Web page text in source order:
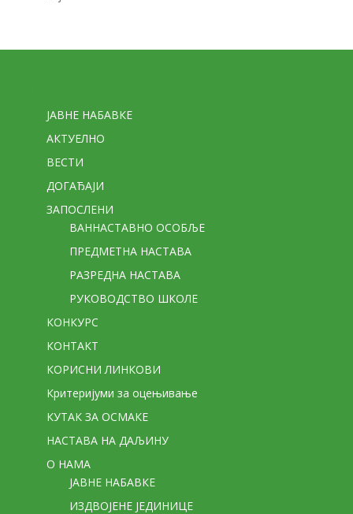
ЈАВНЕ НАБАВКЕ
АКТУЕЛНО
ВЕСТИ
ДОГАЂАЈИ
ЗАПОСЛЕНИ
ВАННАСТАВНО ОСОБЉЕ
ПРЕДМЕТНА НАСТАВА
РАЗРЕДНА НАСТАВА
РУКОВОДСТВО ШКОЛЕ
КОНКУРС
КОНТАКТ
КОРИСНИ ЛИНКОВИ
Критеријуми за оцењивање
КУТАК ЗА ОСМАКЕ
НАСТАВА НА ДАЉИНУ
О НАМА
ЈАВНЕ НАБАВКЕ
ИЗДВОЈЕНЕ ЈЕДИНИЦЕ